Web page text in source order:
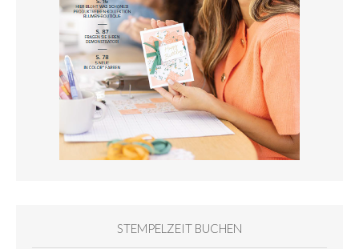
STEMPELZEIT BUCHEN